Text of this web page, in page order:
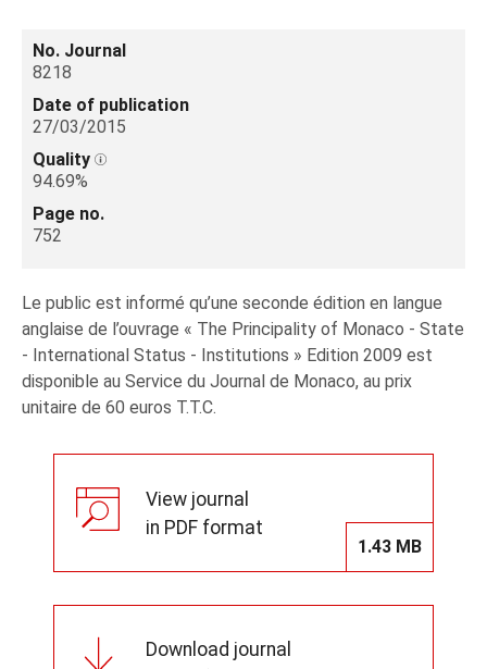
No. Journal
8218
Date of publication
27/03/2015
Quality
94.69%
Page no.
752
Le public est informé qu’une seconde édition en langue
anglaise de l’ouvrage « The Principality of Monaco - State
- International Status - Institutions » Edition 2009 est
disponible au Service du Journal de Monaco, au prix
unitaire de 60 euros T.T.C.
View journal
in PDF format
1.43 MB
Download journal